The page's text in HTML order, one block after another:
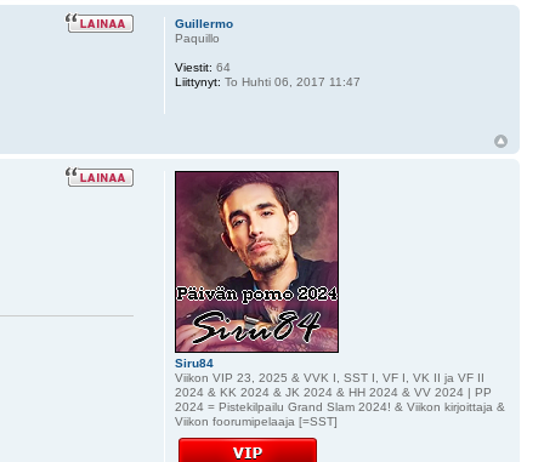
Guillermo
Paquillo
Viestit: 64
Liittynyt: To Huhti 06, 2017 11:47
Siru84
Viikon VIP 23, 2025 & VVK I, SST I, VF I, VK II ja VF II
2024 & KK 2024 & JK 2024 & HH 2024 & VV 2024 | PP
2024 = Pistekilpailu Grand Slam 2024! & Viikon kirjoittaja &
Viikon foorumipelaaja [=SST]